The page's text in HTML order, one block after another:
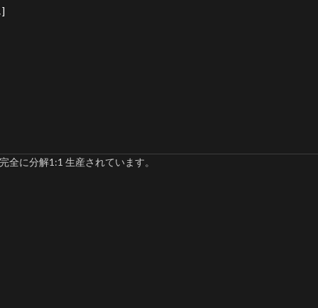
に分解1:1 生産されています。